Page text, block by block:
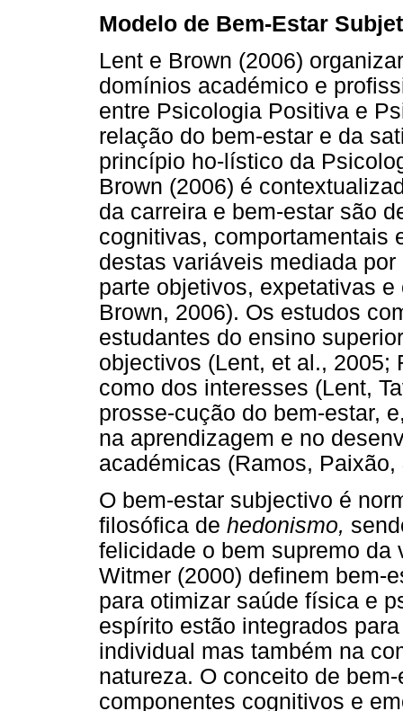
Modelo de Bem-Estar
Lent e Brown (2006)
domínios académico e
entre Psicologia Positiva e
relação do bem-estar e da
princípio ho-lístico da
Brown (2006) é
da carreira e bem-estar são
cognitivas, comportamentais
destas variáveis mediada
parte objetivos, expetativas
Brown, 2006). Os estudos
estudantes do ensino
objectivos (Lent, et al., 2005;
como dos interesses (Lent,
prosse-cução do bem-estar,
na aprendizagem e no
académicas (Ramos,
O bem-estar subjectivo é
filosófica de hedonismo,
felicidade o bem supremo da
Witmer (2000) definem bem-
para otimizar saúde física e
espírito estão integrados
individual mas também na
natureza. O conceito de
componentes cognitivos e